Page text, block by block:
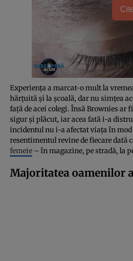
Experiența a marcat-o mult la
hărțuită și la școală, dar nu simțea
față de acei colegi. Însă Brownies ar
sigur și plăcut, iar acea fată i-a
incidentul nu i-a afectat viața în
resentimentul revine de fiecare dată
femeie – în magazine, pe stradă, la
Majoritatea oamenilor